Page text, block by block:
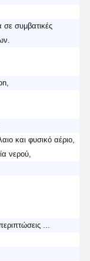
συμβατικές
και φυσικό αέριο,
νερού,
...